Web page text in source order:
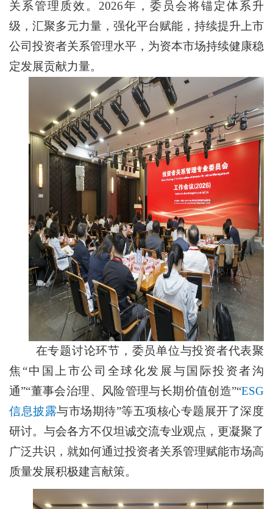
关系管理质效。2026年，委员会将锚定体系升
级，汇聚多元力量，强化平台赋能，持续提升上市
公司投资者关系管理水平，为资本市场持续健康稳
定发展贡献力量。
在专题讨论环节，委员单位与投资者代表聚
焦“中国上市公司全球化发展与国际投资者沟
通”“董事会治理、风险管理与长期价值创造”“ESG
信息披露与市场期待”等五项核心专题展开了深度
研讨。与会各方不仅坦诚交流专业观点，更凝聚了
广泛共识，就如何通过投资者关系管理赋能市场高
质量发展积极建言献策。